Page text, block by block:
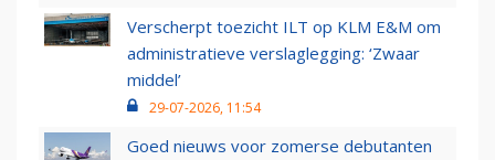
Verscherpt toezicht ILT op KLM E&M om
administratieve verslaglegging: ‘Zwaar
middel’
29-07-2026, 11:54
Goed nieuws voor zomerse debutanten